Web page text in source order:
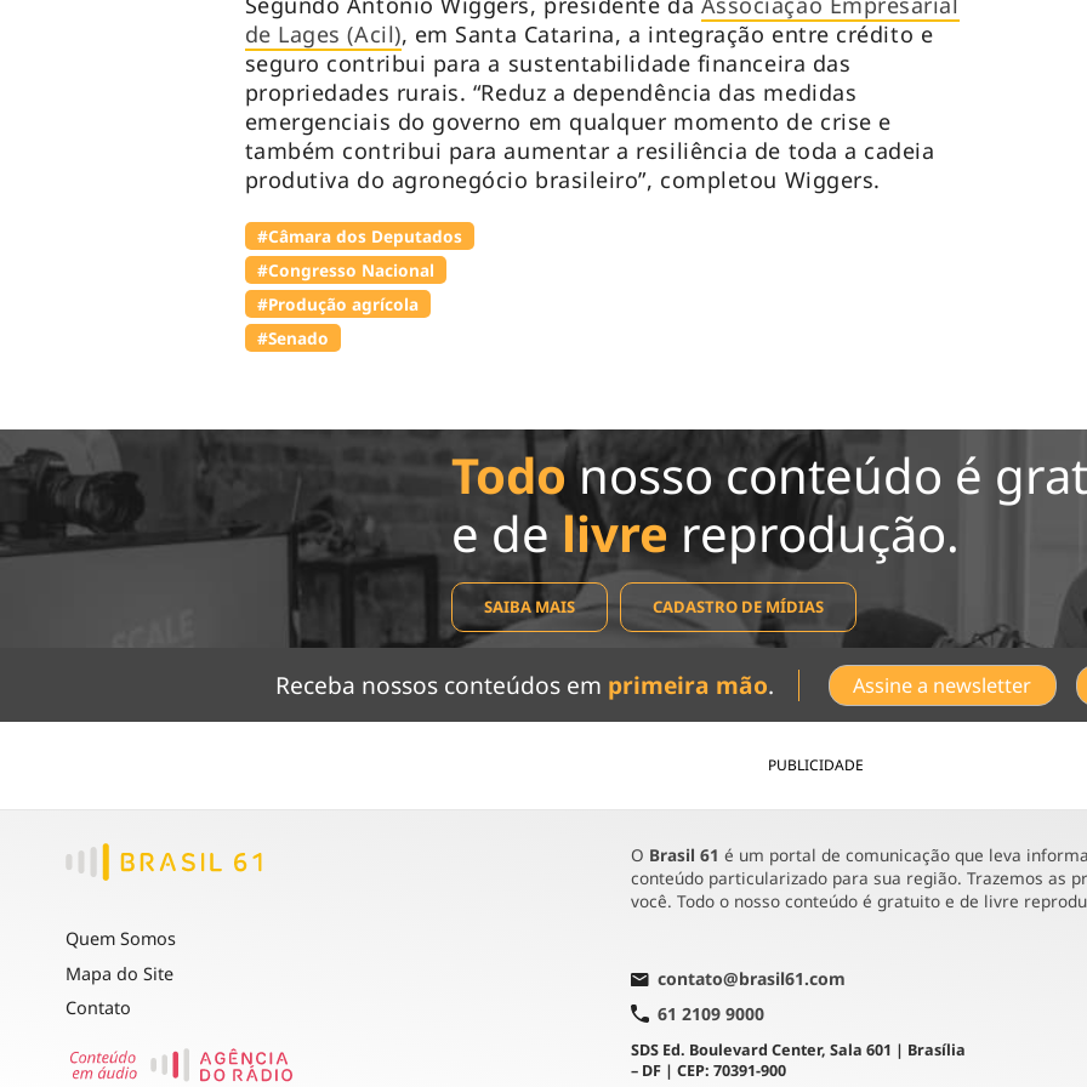
de Lages (Acil), em Santa Catarina, a integração entre crédito e
seguro contribui para a sustentabilidade financeira das
propriedades rurais. “Reduz a dependência das medidas
emergenciais do governo em qualquer momento de crise e
também contribui para aumentar a resiliência de toda a cadeia
produtiva do agronegócio brasileiro”, completou Wiggers.
#Câmara dos Deputados
#Congresso Nacional
#Produção agrícola
#Senado
Todonosso conteúdo é
e de livre reprodução.
SAIBA MAIS CADASTRO DE MÍDIAS
Receba nossos conteúdos em primeira mão. Assine a newsletter
PUBLICIDADE
Quem Somos
Mapa do Site
Contato
O Brasil 61 é um portal de comunicação que leva
conteúdo particularizado para sua região. Trazemos as
você. Todo o nosso conteúdo é gratuito e de livre
contato@brasil61.com
61 2109 9000
SDS Ed. Boulevard Center, Sala 601 | Brasília
– DF | CEP: 70391-900